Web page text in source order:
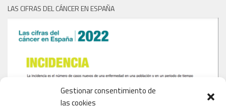
Gestionar consentimiento de
las cookies
LAS CIFRAS DEL CÁNCER EN ESPAÑA